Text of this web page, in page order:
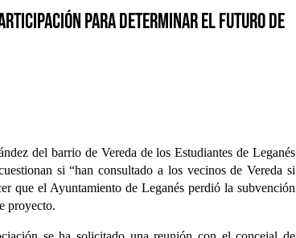
para determinar el futuro de
del barrio de Vereda de los Estudiantes de Leganés
si “han consultado a los vecinos de Vereda si
que el Ayuntamiento de Leganés perdió la subvención
proyecto.